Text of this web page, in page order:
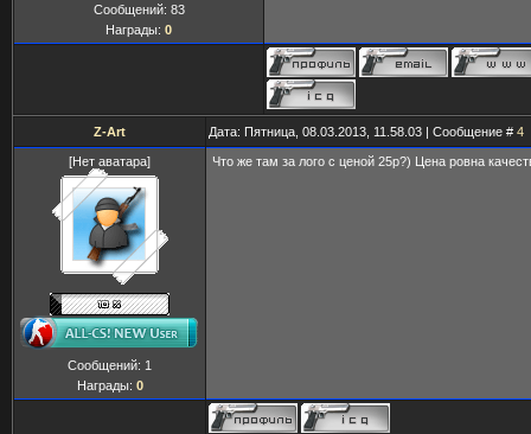
Сообщений: 83
Награды: 0
Z-Art Дата: Пятница, 08.03.2013, 11.58.03 | Сообщение # 4
[Нет аватара]
Сообщений: 1
Награды: 0
Что же там за лого с ценой 25р?) Цена ровна